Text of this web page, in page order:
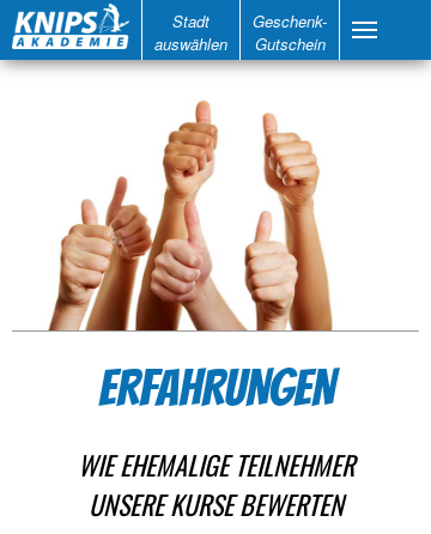
Stadt
auswählen
Geschenk-
Gutschein
ERFAHRUNGEN
WIE EHEMALIGE TEILNEHMER
UNSERE KURSE BEWERTEN